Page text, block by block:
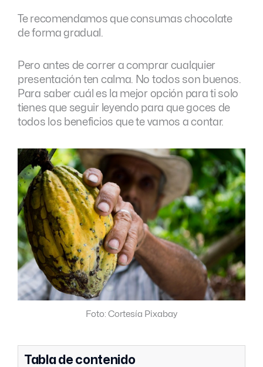
Te recomendamos que consumas chocolate
de forma gradual.
Pero antes de correr a comprar cualquier
presentación ten calma. No todos son buenos.
Para saber cuál es la mejor opción para ti solo
tienes que seguir leyendo para que goces de
todos los beneficios que te vamos a contar.
Foto: Cortesía Pixabay
Tabla de contenido